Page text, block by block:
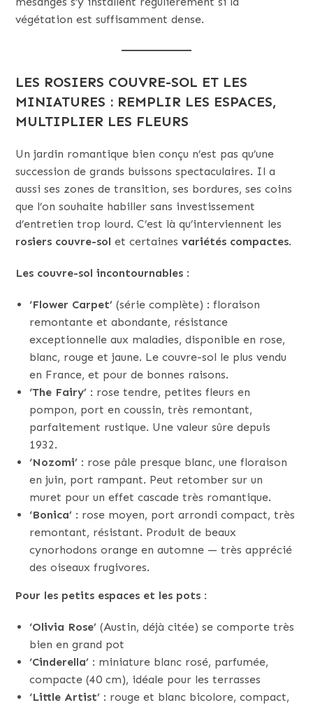
végétation est suffisamment dense.
LES ROSIERS COUVRE-SOL ET LES
MINIATURES : REMPLIR LES ESPACES,
MULTIPLIER LES FLEURS
Un jardin romantique bien conçu n’est pas qu’une
succession de grands buissons spectaculaires. Il a
aussi ses zones de transition, ses bordures, ses coins
que l’on souhaite habiller sans investissement
d’entretien trop lourd. C’est là qu’interviennent les
rosiers couvre-sol et certainesvariétés compactes.
Les couvre-sol incontournables :
‘Flower Carpet’ (série complète) : floraison
remontante et abondante, résistance
exceptionnelle aux maladies, disponible en rose,
blanc, rouge et jaune. Le couvre-sol le plus vendu
en France, et pour de bonnes raisons.
‘The Fairy’ : rose tendre, petites fleurs en
pompon, port en coussin, très remontant,
parfaitement rustique. Une valeur sûre depuis
1932.
‘Nozomi’ : rose pâle presque blanc, une floraison
en juin, port rampant. Peut retomber sur un
muret pour un effet cascade très romantique.
‘Bonica’ : rose moyen, port arrondi compact, très
remontant, résistant. Produit de beaux
cynorhodons orange en automne — très apprécié
des oiseaux frugivores.
Pour les petits espaces et les pots :
‘Olivia Rose’ (Austin, déjà citée) se comporte très
bien en grand pot
‘Cinderella’ : miniature blanc rosé, parfumée,
compacte (40 cm), idéale pour les terrasses
‘Little Artist’ : rouge et blanc bicolore, compact,